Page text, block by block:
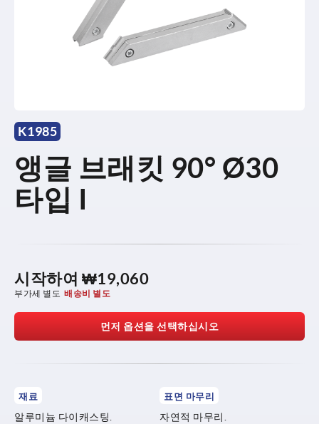
K1985
앵글 브래킷 90° Ø30
타입 I
시작하여 ₩19,060
부가세 별도 배송비 별도
먼저 옵션을 선택하십시오
재료
알루미늄 다이캐스팅.
표면 마무리
자연적 마무리.